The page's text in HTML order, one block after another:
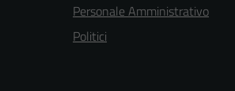
Personale Amministrativo
Politici